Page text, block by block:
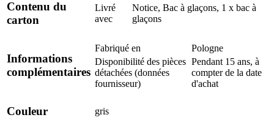
Contenu du
carton
Livré
avec
Notice, Bac à glaçons, 1 x bac à
glaçons
Informations
complémentaires
Fabriqué en
Pologne
Disponibilité des pièces
détachées (données
fournisseur)
Pendant 15 ans, à
compter de la date
d'achat
Couleur gris